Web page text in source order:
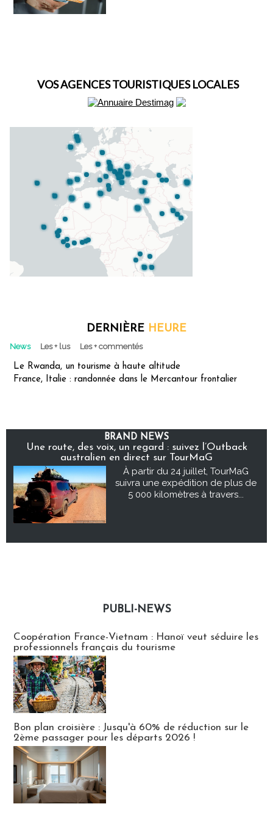
VOS AGENCES TOURISTIQUES LOCALES
DERNIÈRE HEURE
News Les + lus Les + commentés
Le Rwanda, un tourisme à haute altitude
France, Italie : randonnée dans le Mercantour frontalier
BRAND NEWS
Une route, des voix, un regard : suivez l’Outback
australien en direct sur TourMaG
À partir du 24 juillet, TourMaG
suivra une expédition de plus de
5 000 kilomètres à travers...
PUBLI-NEWS
Coopération France-Vietnam : Hanoï veut séduire les
professionnels français du tourisme
Bon plan croisière : Jusqu'à 60% de réduction sur le
2ème passager pour les départs 2026 !